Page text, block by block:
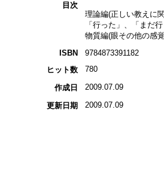
目次
理論編(正しい教えに
「行った」、「まだ
物質編(眼その他の感
ISBN
9784873391182
ヒット数
780
作成日 2009.07.09
更新日期 2009.07.09